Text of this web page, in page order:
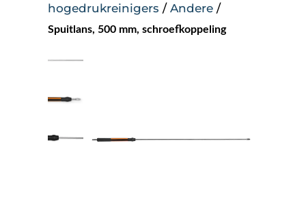
Occasions
hogedrukreinigers / Andere /
Spuitlans, 500 mm, schroefkoppeling